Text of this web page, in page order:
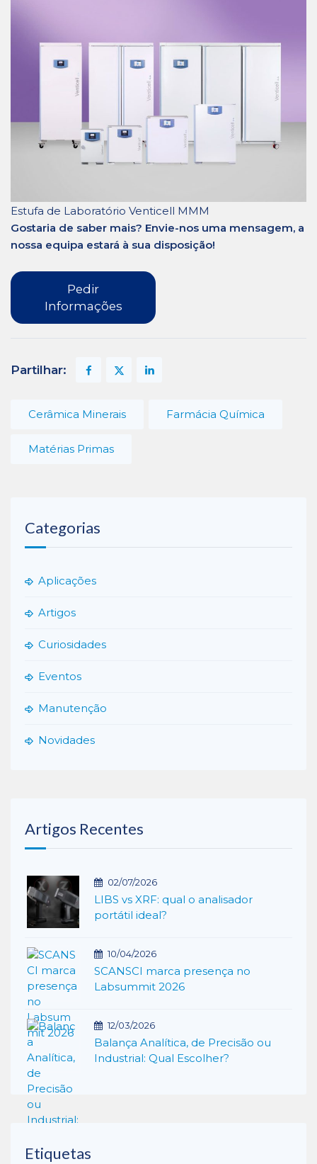
Estufa de Laboratório Venticell MMM
Gostaria de saber mais? Envie-nos uma mensagem, a
nossa equipa estará à sua disposição!
Pedir
Informações
Partilhar:
Cerâmica Minerais Farmácia Química
Matérias Primas
Categorias
Aplicações
Artigos
Curiosidades
Eventos
Manutenção
Novidades
Artigos Recentes
02/07/2026
LIBS vs XRF: qual o analisador
portátil ideal?
10/04/2026
SCANSCI marca presença no
Labsummit 2026
12/03/2026
Balança Analítica, de Precisão ou
Industrial: Qual Escolher?
Etiquetas